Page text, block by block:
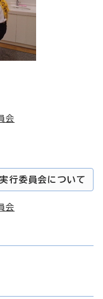
会
行委員会について
会